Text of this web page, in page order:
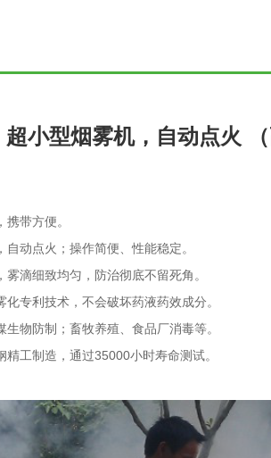
小型烟雾机，自动点火 （
携带方便。
自动点火；操作简便、性能稳定。
雾滴细致均匀，防治彻底不留死角。
化专利技术，不会破坏药液药效成分。
生物防制；畜牧养殖、食品厂消毒等。
精工制造，通过35000小时寿命测试。